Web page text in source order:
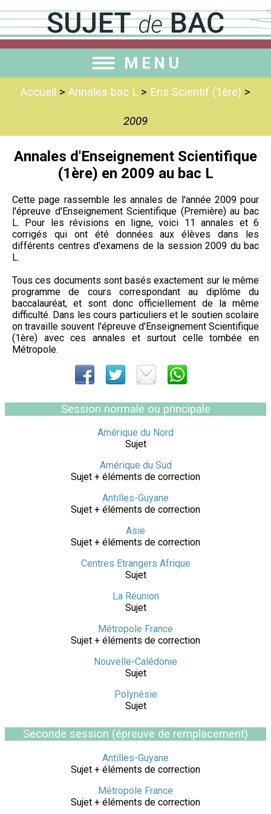
MENU
Accueil > Annales bac L > Ens Scientif (1ère) >
2009
Annales d'Enseignement Scientifique
(1ère) en 2009 au bac L
Cette page rassemble les annales de l'année 2009 pour
l'épreuve d'Enseignement Scientifique (Première) au bac
L. Pour les révisions en ligne, voici 11 annales et 6
corrigés qui ont été données aux élèves dans les
différents centres d'examens de la session 2009 du bac
L.
Tous ces documents sont basés exactement sur le même
programme de cours correspondant au diplôme du
baccalauréat, et sont donc officiellement de la même
difficulté. Dans les cours particuliers et le soutien scolaire
on travaille souvent l'épreuve d'Enseignement Scientifique
(1ère) avec ces annales et surtout celle tombée en
Métropole.
Session normale ou principale
Amérique du Nord
Sujet
Amérique du Sud
Sujet + éléments de correction
Antilles-Guyane
Sujet + éléments de correction
Asie
Sujet + éléments de correction
Centres Etrangers Afrique
Sujet
La Réunion
Sujet
Métropole France
Sujet + éléments de correction
Nouvelle-Calédonie
Sujet
Polynésie
Sujet
Seconde session (épreuve de remplacement)
Antilles-Guyane
Sujet + éléments de correction
Métropole France
Sujet + éléments de correction